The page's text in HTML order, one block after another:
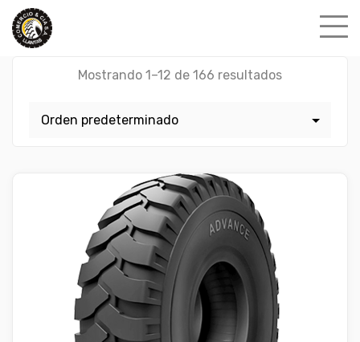
Skip
content
Mostrando 1–12 de 166 resultados